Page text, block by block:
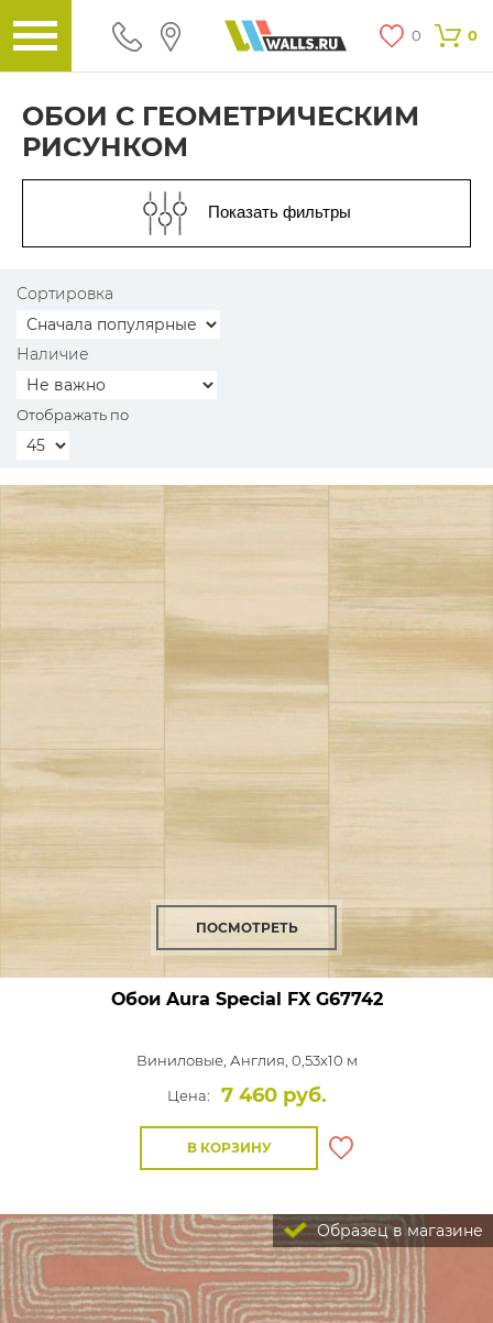
0 0
ОБОИ С ГЕОМЕТРИЧЕСКИМ
РИСУНКОМ
Показать фильтры
Сортировка
Наличие
Отображать по
ПОСМОТРЕТЬ
Обои Aura Special FXG67742
Виниловые, Англия, 0,53x10 м
Цена:
7 460 руб.
В КОРЗИНУ
Образец в магазине